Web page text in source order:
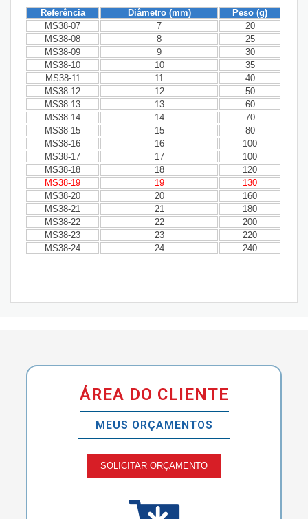
Referência Diâmetro (mm)
Peso (g)
MS38-07
7
20
MS38-08
8
25
MS38-09
9
30
MS38-10
10
35
MS38-11
11
40
MS38-12
12
50
MS38-13
13
60
MS38-14
14
70
MS38-15
15
80
MS38-16
16
100
MS38-17
17
100
MS38-18
18
120
MS38-19
19
130
MS38-20
20
160
MS38-21
21
180
MS38-22
22
200
MS38-23
23
220
MS38-24
24 240
ÁREA DO CLIENTE
MEUS ORÇAMENTOS
SOLICITAR ORÇAMENTO